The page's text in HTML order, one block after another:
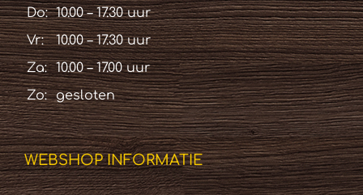
Do: 10.00 – 17.30 uur
Vr:
10.00 – 17.30 uur
Za:
10.00 – 17.00 uur
Zo:
gesloten
WEBSHOP INFORMATIE